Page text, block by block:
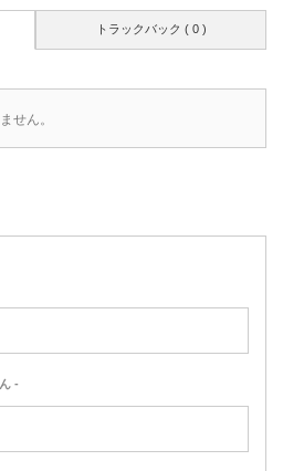
トラックバック ( 0 )
せん。
-